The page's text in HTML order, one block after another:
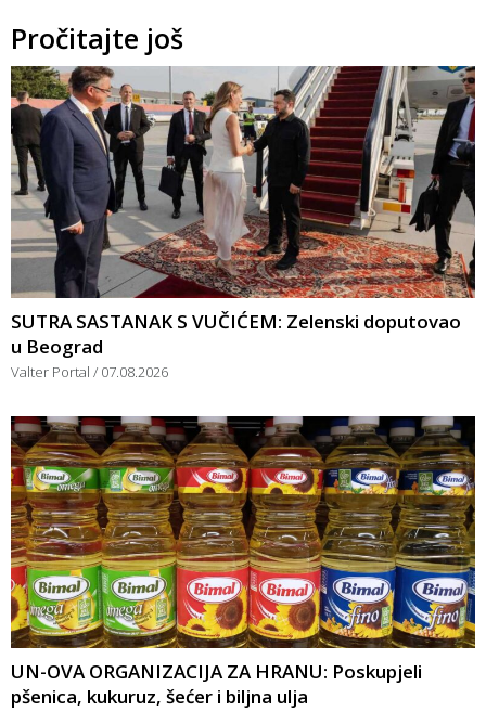
Pročitajte još
SUTRA SASTANAK S VUČIĆEM: Zelenski doputovao
u Beograd
Valter Portal 07.08.2026
UN-OVA ORGANIZACIJA ZA HRANU: Poskupjeli
pšenica, kukuruz, šećer i biljna ulja